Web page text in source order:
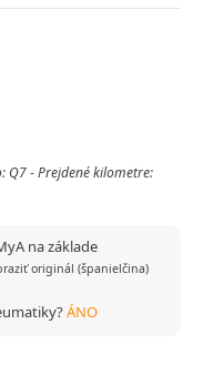
Q7 - Prejdené kilometre:
na základe
originál (španielčina)
ÁNO